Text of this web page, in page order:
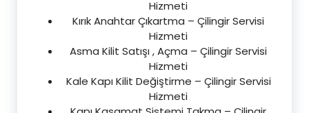
Hizmeti
Kırık Anahtar Çıkartma – Çilingir Servisi
Hizmeti
Asma Kilit Satışı , Açma – Çilingir Servisi
Hizmeti
Kale Kapı Kilit Değiştirme – Çilingir Servisi
Hizmeti